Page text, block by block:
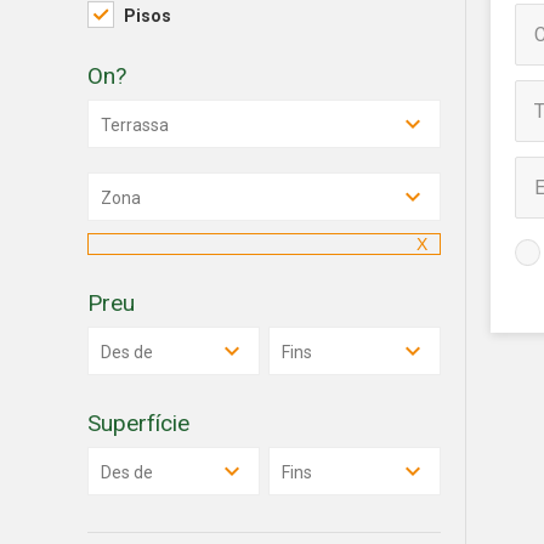
Pisos
On?
Terrassa
Zona
Preu
Des de Fins
Superfície
Des de Fins
La
de